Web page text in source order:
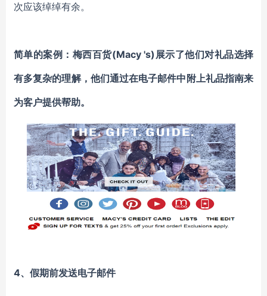
次应该绰绰有余。
简单的案例： 梅西百货(Macy 's)展示了他们对礼品选择
有多复杂的理解，他们通过在电子邮件中附上礼品指南来
为客户提供帮助。
4、假期前发送电子邮件